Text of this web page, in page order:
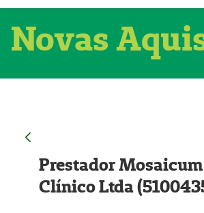
Novas
Prestador
Clínico Ltda